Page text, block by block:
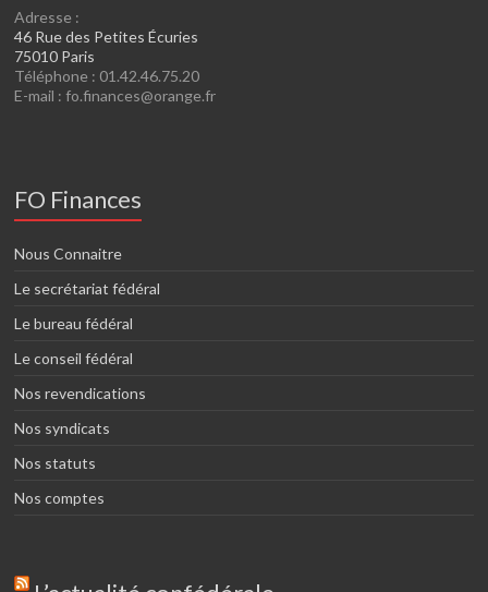
Adresse :
46 Rue des Petites Écuries
75010 Paris
Téléphone : 01.42.46.75.20
E-mail : fo.finances@orange.fr
FO Finances
Nous Connaitre
Le secrétariat fédéral
Le bureau fédéral
Le conseil fédéral
Nos revendications
Nos syndicats
Nos statuts
Nos comptes